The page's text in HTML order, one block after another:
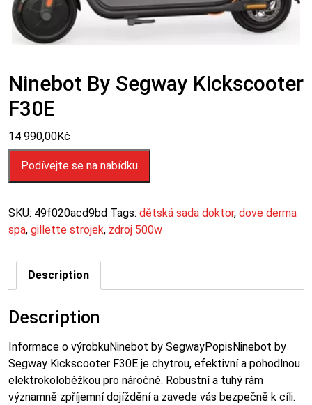
Ninebot By Segway Kickscooter
F30E
14 990,00Kč
Podívejte se na nabídku
SKU: 49f020acd9bd Tags: dětská sada doktor, dove derma
spa, gillette strojek, zdroj 500w
Description
Description
Informace o výrobkuNinebot by SegwayPopisNinebot by
Segway Kickscooter F30E je chytrou, efektivní a pohodlnou
elektrokoloběžkou pro náročné. Robustní a tuhý rám
významně zpříjemní dojíždění a zavede vás bezpečně k cíli.